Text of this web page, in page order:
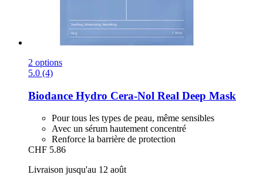
2 options
5.0 (4)
Biodance Hydro Cera-​Nol Real Deep Mask
Pour tous les types de peau, même sensibles
Avec un sérum hautement concentré
Renforce la barrière de protection
CHF 5.86
Livraison jusqu'au 12 août